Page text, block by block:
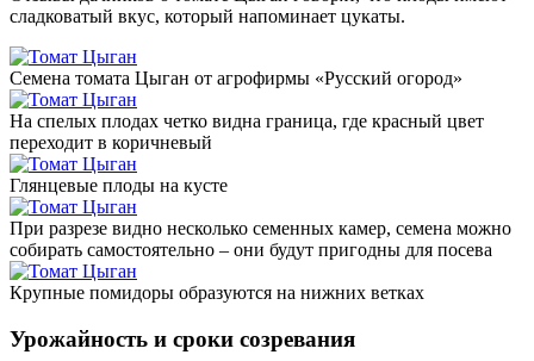
сладковатый вкус, который напоминает цукаты.
Семена томата Цыган от агрофирмы «Русский огород»
На спелых плодах четко видна граница, где красный цвет
переходит в коричневый
Глянцевые плоды на кусте
При разрезе видно несколько семенных камер, семена можно
собирать самостоятельно – они будут пригодны для посева
Крупные помидоры образуются на нижних ветках
Урожайность и сроки созревания